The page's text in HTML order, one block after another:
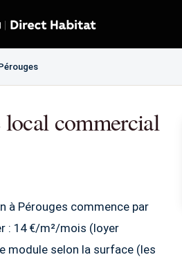
commercial
à Pérouges commence par
: 14 €/m²/mois (loyer
module selon la surface (les